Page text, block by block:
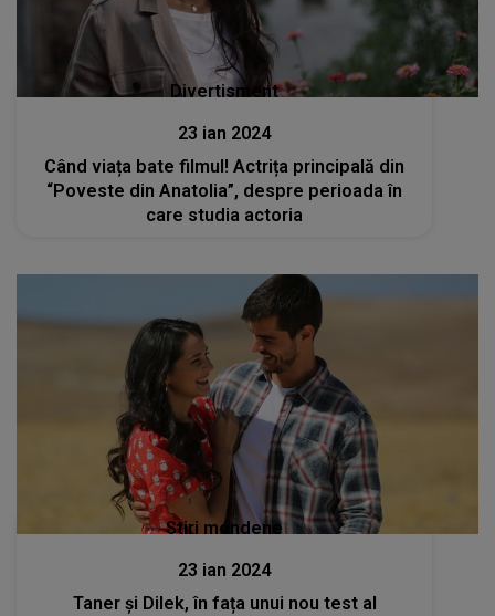
Divertisment
23 ian 2024
Când viața bate filmul! Actrița principală din
“Poveste din Anatolia”, despre perioada în
care studia actoria
Stiri mondene
23 ian 2024
Taner și Dilek, în fața unui nou test al